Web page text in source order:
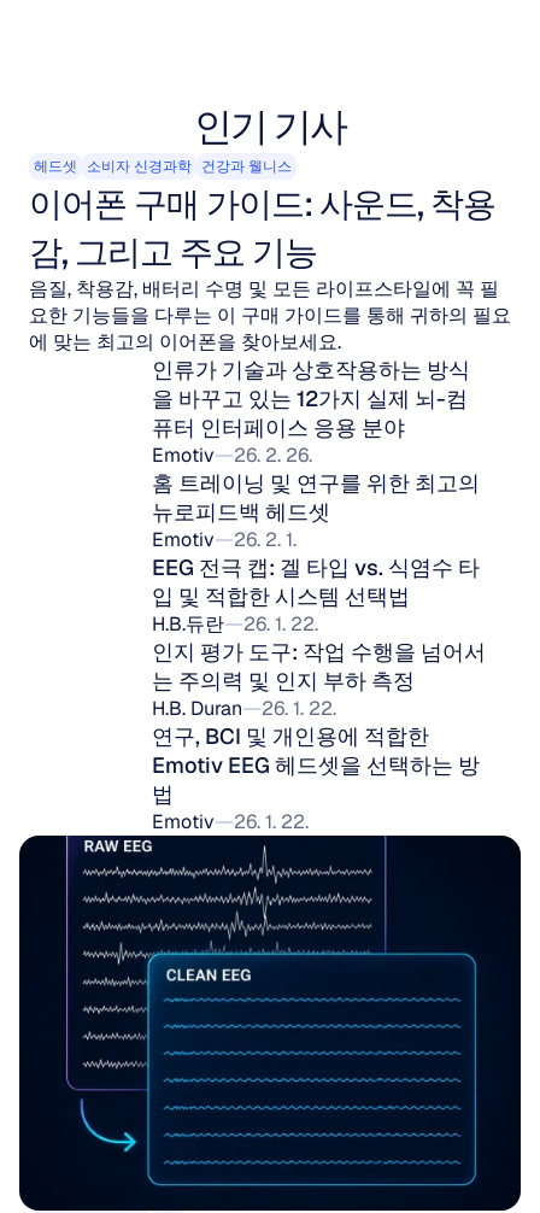
인기 기사
헤드셋 소비자 신경과학 건강과 웰니스
이어폰 구매 가이드: 사운드, 착용
감, 그리고 주요 기능
음질, 착용감, 배터리 수명 및 모든 라이프스타일에 꼭 필
요한 기능들을 다루는 이 구매 가이드를 통해 귀하의 필요
에 맞는 최고의 이어폰을 찾아보세요.
인류가 기술과 상호작용하는 방식
을 바꾸고 있는 12가지 실제 뇌-컴
퓨터 인터페이스 응용 분야
Emotiv 26. 2. 26.
홈 트레이닝 및 연구를 위한 최고의
뉴로피드백 헤드셋
Emotiv 26. 2. 1.
EEG 전극 캡: 겔 타입 vs. 식염수 타
입 및 적합한 시스템 선택법
H.B.듀란 26. 1. 22.
인지 평가 도구: 작업 수행을 넘어서
는 주의력 및 인지 부하 측정
H.B. Duran 26. 1. 22.
연구, BCI 및 개인용에 적합한
Emotiv EEG 헤드셋을 선택하는 방
법
Emotiv 26. 1. 22.